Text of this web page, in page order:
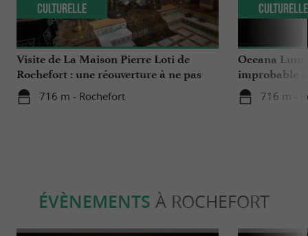
Visite de La Maison Pierre Loti de
Rochefort : une réouverture à ne pas
manquer
716 m - Rochefort
Culturelle
Oceana
improbable
716 m -
Culturelle
ÉVÈNEMENTS À ROCHEFORT